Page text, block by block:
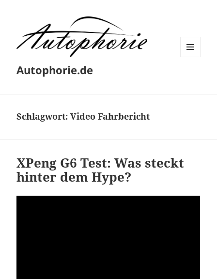
Autophorie.de
Schlagwort:Video Fahrbericht
XPeng G6 Test: Was steckt
hinter dem Hype?